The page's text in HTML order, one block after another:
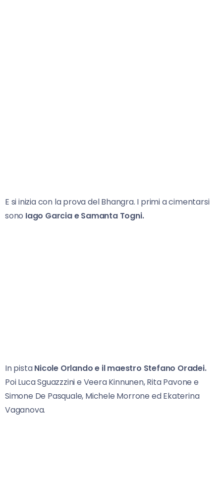
E si inizia con la prova del Bhangra. I primi a cimentarsi
sono Iago Garcia e Samanta Togni.
In pistaNicole Orlando e il maestro Stefano Oradei.
Poi Luca Sguazzzini e Veera Kinnunen, Rita Pavone e
Simone De Pasquale, Michele Morrone ed Ekaterina
Vaganova.